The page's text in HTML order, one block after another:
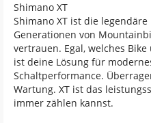
Shimano XT
Shimano XT ist die
Generationen von
vertrauen. Egal, welches
ist deine Lösung für
Schaltperformance.
Wartung. XT ist das
immer zählen kannst.